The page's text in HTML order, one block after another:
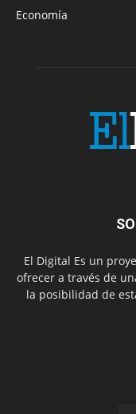
Economía
El Digital Es un
ofrecer a través de
la posibilidad de